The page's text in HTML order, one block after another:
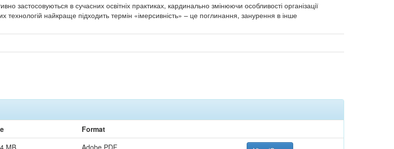
застосовуються в сучасних освітніх практиках, кардинально змінюючи особливості організації
технологій найкраще підходить термін «імерсивність» – це поглинання, занурення в інше
Format
MB Adobe PDF